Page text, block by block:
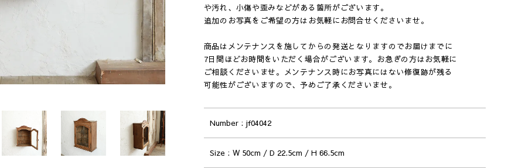
や汚れ、小傷や歪みなどがある箇所がございます。
追加のお写真をご希望の方はお気軽にお問合せくださいませ。
商品はメンテナンスを施してからの発送となりますのでお届けまでに
7日間ほどお時間をいただく場合がございます。お急ぎの方はお気軽に
ご相談くださいませ。メンテナンス時にお写真にはない修復跡が残る
可能性がございますので、予めご了承くださいませ。
Number jf04042
Size W 50cm / D 22.5cm / H 66.5cm